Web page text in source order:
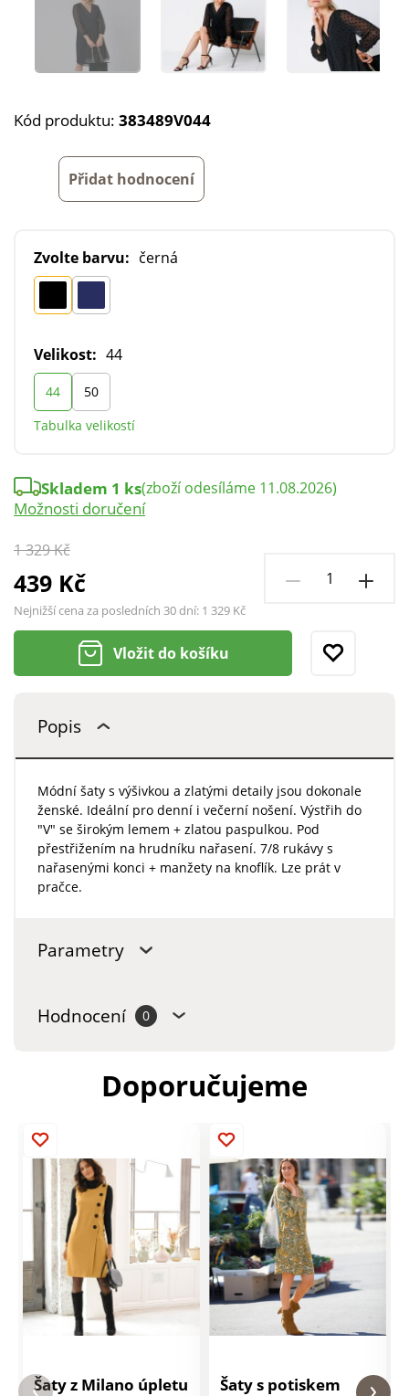
Kód produktu: 383489V044
Přidat hodnocení
Zvolte barvu: černá
Velikost: 44
44
50
Tabulka velikostí
1 329 Kč
439 Kč
Nejnižší cena za posledních 30 dní: 1 329 Kč
Skladem 1 ks(zboží odesíláme 11.08.2026)
Možnosti doručení
Vložit do košíku
Popis
Módní šaty s výšivkou a zlatými detaily jsou dokonale
ženské. Ideální pro denní i večerní nošení. Výstřih do
"V" se širokým lemem + zlatou paspulkou. Pod
přestřižením na hrudníku nařasení. 7/8 rukávy s
nařasenými konci + manžety na knoflík. Lze prát v
pračce.
Parametry
Hodnocení 0
Doporučujeme
Šaty z Milano úpletu Šaty s potiskem